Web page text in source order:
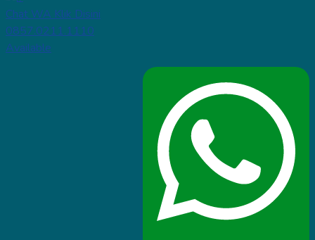
Chat WA Klik Disini
0857.0211.1110
Available